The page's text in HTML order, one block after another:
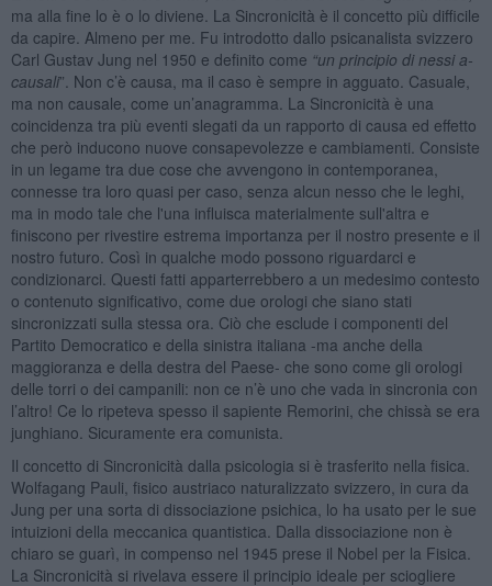
ma alla fine lo è o lo diviene. La Sincronicità è il concetto più difficile
da capire. Almeno per me. Fu introdotto dallo psicanalista svizzero
Carl Gustav Jung nel 1950 e definito come “un principio di nessi a-
causali”. Non c’è causa, ma il caso è sempre in agguato. Casuale,
ma non causale, come un’anagramma. La Sincronicità è una
coincidenza tra più eventi slegati da un rapporto di causa ed effetto
che però inducono nuove consapevolezze e cambiamenti. Consiste
in un legame tra due cose che avvengono in contemporanea,
connesse tra loro quasi per caso, senza alcun nesso che le leghi,
ma in modo tale che l'una influisca materialmente sull'altra e
finiscono per rivestire estrema importanza per il nostro presente e il
nostro futuro. Così in qualche modo possono riguardarci e
condizionarci. Questi fatti apparterrebbero a un medesimo contesto
o contenuto significativo, come due orologi che siano stati
sincronizzati sulla stessa ora. Ciò che esclude i componenti del
Partito Democratico e della sinistra italiana -ma anche della
maggioranza e della destra del Paese- che sono come gli orologi
delle torri o dei campanili: non ce n’è uno che vada in sincronia con
l’altro! Ce lo ripeteva spesso il sapiente Remorini, che chissà se era
junghiano. Sicuramente era comunista.
Il concetto di Sincronicità dalla psicologia si è trasferito nella fisica.
Wolfagang Pauli, fisico austriaco naturalizzato svizzero, in cura da
Jung per una sorta di dissociazione psichica, lo ha usato per le sue
intuizioni della meccanica quantistica. Dalla dissociazione non è
chiaro se guarì, in compenso nel 1945 prese il Nobel per la Fisica.
La Sincronicità si rivelava essere il principio ideale per sciogliere